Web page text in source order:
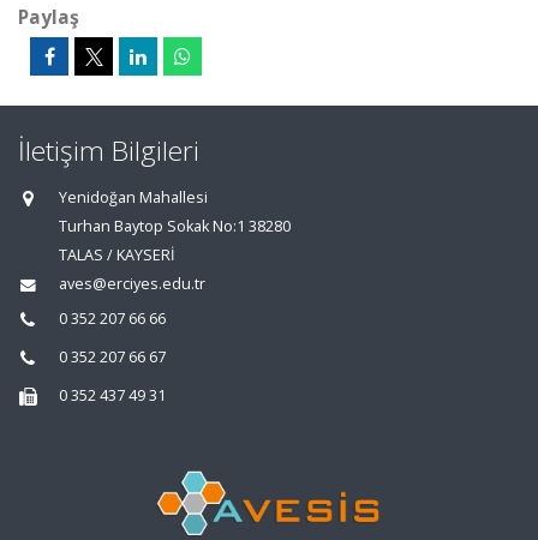
Paylaş
İletişim Bilgileri
Yenidoğan Mahallesi
Turhan Baytop Sokak No:1 38280
TALAS / KAYSERİ
aves@erciyes.edu.tr
0 352 207 66 66
0 352 207 66 67
0 352 437 49 31